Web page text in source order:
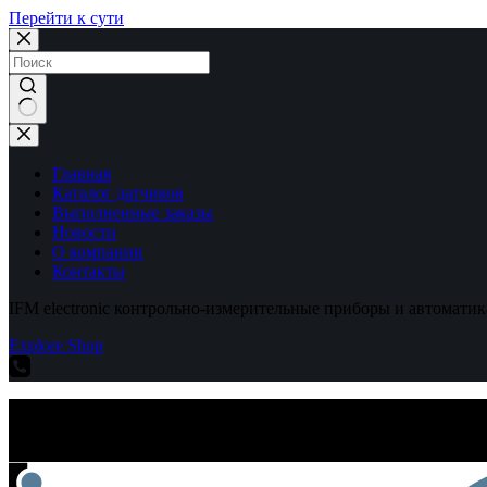
Перейти к сути
Ничего
не
найденоГлавная
Каталог датчиков
Выполненные заказы
Новости
О компании
Контакты
IFM electronic контрольно-измерительные приборы и
Explore Shop